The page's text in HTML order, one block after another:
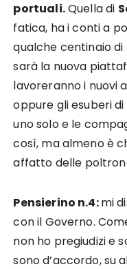
portuali.Quella di
fatica, ha i conti a
qualche centinaio di
sarà la nuova
lavoreranno i nuovi
oppure gli esuberi di
uno solo e le
così, ma almeno è
affatto delle
Pensierino n.4:mi
con il Governo.
non ho pregiudizi e
sono d’accordo, su